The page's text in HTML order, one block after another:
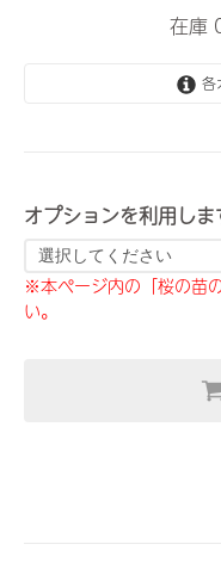
在庫
各
オプションを利用しま
※本ページ内の「桜の苗
い。